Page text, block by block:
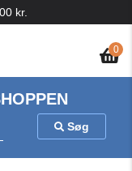
0
kr.
Søg